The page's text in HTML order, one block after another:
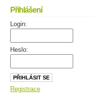
Přihlášení
Login:
Heslo:
Registrace